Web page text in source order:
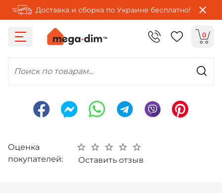
Доставка и сборка по Украине бесплатно!
0
Поиск по товарам...
Оценка
покупателей:
Оставить отзыв